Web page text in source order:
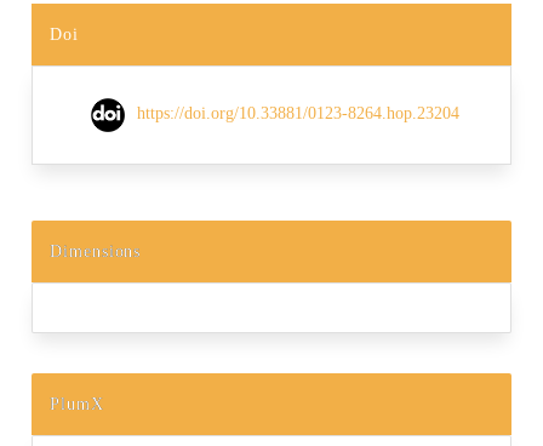
Doi
https://doi.org/10.33881/0123-8264.hop.23204
Dimensions
PlumX